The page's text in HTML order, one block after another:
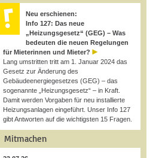
Neu erschienen:
Info 127: Das neue
„Heizungsgesetz“ (GEG) – Was
bedeuten die neuen Regelungen
für Mieterinnen und Mieter?
Lang umstritten tritt am 1. Januar 2024 das
Gesetz zur Änderung des
Gebäudeenergiegesetzes (GEG) – das
sogenannte „Heizungsgesetz“ – in Kraft.
Damit werden Vorgaben für neu installierte
Heizungsanlagen eingeführt. Unser Info 127
gibt Antworten auf die wichtigsten 15 Fragen.
Mitmachen